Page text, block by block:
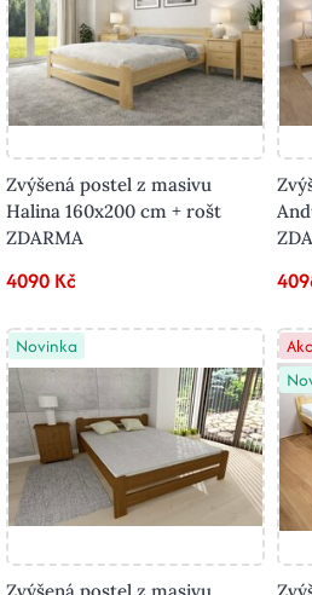
Zvýšená postel z masivu
Halina 160x200 cm + rošt
ZDARMA
4090 Kč
Novinka